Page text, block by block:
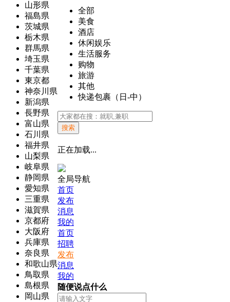
山形県
福島県
茨城県
栃木県
群馬県
埼玉県
千葉県
東京都
神奈川県
新潟県
長野県
富山県
石川県
福井県
山梨県
岐阜県
静岡県
愛知県
三重県
滋賀県
京都府
大阪府
兵庫県
奈良県
和歌山県
鳥取県
島根県
岡山県
全部
美食
酒店
休闲娱乐
生活服务
购物
旅游
其他
快递包裹（日-中）
搜索
正在加载...
全局导航
首页
发布
消息
我的
首页
招聘
发布
消息
我的
随便说点什么